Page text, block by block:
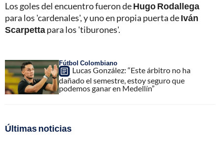
Los goles del encuentro fueron deHugo Rodallega
para los 'cardenales', y uno en propia puerta deIván
Scarpettapara los 'tiburones'.
Fútbol Colombiano
Lucas González: “Este árbitro no ha
dañado el semestre, estoy seguro que
podemos ganar en Medellín”
Últimas noticias